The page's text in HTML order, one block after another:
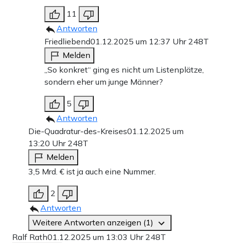
11
Antworten
Friedliebend01.12.2025 um 12:37 Uhr 248T
Melden
„So konkret“ ging es nicht um Listenplätze,
sondern eher um junge Männer?
5
Antworten
Die-Quadratur-des-Kreises01.12.2025 um
13:20 Uhr 248T
Melden
3,5 Mrd. € ist ja auch eine Nummer.
2
Antworten
Weitere Antworten anzeigen (1)
Ralf Rath01.12.2025 um 13:03 Uhr 248T